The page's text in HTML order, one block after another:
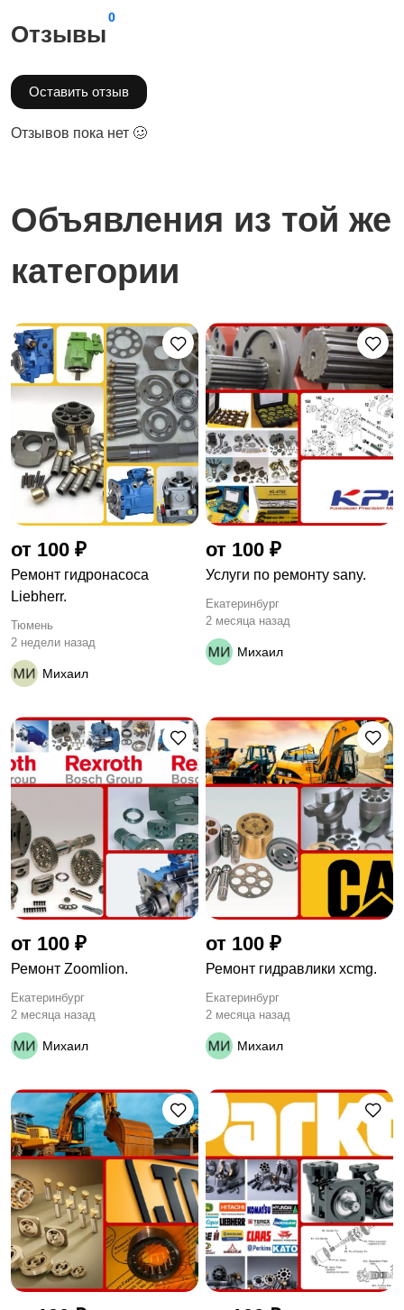
Отзывы
0
Оставить отзыв
Отзывов пока нет 🥴
Объявления из той же
категории
от 100 ₽
Ремонт гидронасоса
Liebherr.
Тюмень
2 недели назад
Михаил
от 100 ₽
Услуги по ремонту sany.
Екатеринбург
2 месяца назад
Михаил
от 100 ₽
Ремонт Zoomlion.
Екатеринбург
2 месяца назад
Михаил
от 100 ₽
Ремонт гидравлики xcmg.
Екатеринбург
2 месяца назад
Михаил